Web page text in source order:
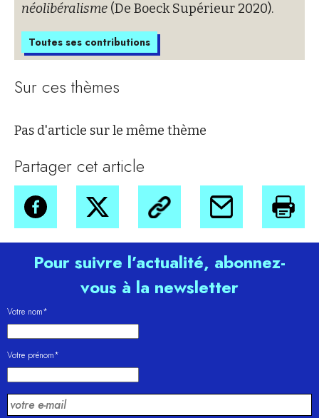
néolibéralisme (De Boeck Supérieur 2020).
Toutes ses contributions
Sur ces thèmes
Pas d'article sur le même thème
Partager cet article
Pour suivre l’actualité, abonnez-
vous à la newsletter
Votre nom*
Votre prénom*